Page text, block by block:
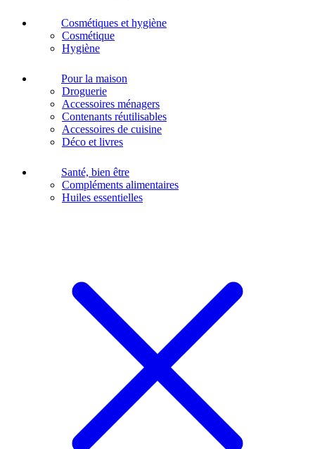
Cosmétiques et hygiène
Cosmétique
Hygiène
Pour la maison
Droguerie
Accessoires ménagers
Contenants réutilisables
Accessoires de cuisine
Déco et livres
Santé, bien être
Compléments alimentaires
Huiles essentielles